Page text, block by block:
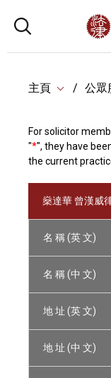
主頁 公眾
For solicitor
"*", they have
the current
燊達華 曾漢威
名 稱 (英 文)
名 稱 (中 文)
地 址 (英 文)
地 址 (中 文)